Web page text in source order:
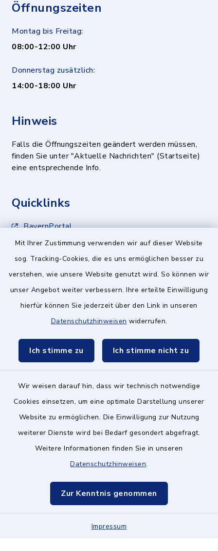
Mit Ihrer Zustimmung verwenden wir auf dieser Website
sog. Tracking-Cookies, die es uns ermöglichen besser zu
verstehen, wie unsere Website genutzt wird. So können wir
unser Angebot weiter verbessern. Ihre erteilte Einwilligung
hierfür können Sie jederzeit über den Link in unseren
Datenschutzhinweisen widerrufen.
Ich stimme zu Ich stimme nicht zu
Wir weisen darauf hin, dass wir technisch notwendige
Cookies einsetzen, um eine optimale Darstellung unserer
Website zu ermöglichen. Die Einwilligung zur Nutzung
weiterer Dienste wird bei Bedarf gesondert abgefragt.
Weitere Informationen finden Sie in unseren
Datenschutzhinweisen.
Zur Kenntnis genommen
Impressum
Öffnungszeiten
Montag bis Freitag:
08:00-12:00 Uhr
Donnerstag zusätzlich:
14:00-18:00 Uhr
Hinweis
Falls die Öffnungszeiten geändert werden müssen,
finden Sie unter "Aktuelle Nachrichten" (Startseite)
eine entsprechende Info.
Quicklinks
BayernPortal
Landratsamt München
Zweckverband München Südost
Schulzweckverband
Kontakt ins Rathaus
Barrierefreiheit
Datenschutz
Impressum
Hinweisgeberschutz
Sitemap
Cookie-Einstellungen